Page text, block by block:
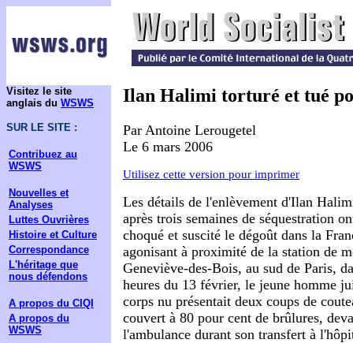
Visitez le site
anglais du WSWS
SUR LE SITE :
Contribuez au
WSWS
Nouvelles et
Analyses
Luttes Ouvrières
Histoire et Culture
Correspondance
L'héritage que
nous défendons
A propos du CIQI
A propos du
WSWS
Ilan Halimi torturé et tué
Par Antoine Lerougetel
Le 6 mars 2006
Utilisez cette version pour imprimer
Les détails de l'enlèvement d'Ilan
après trois semaines de séquestration
choqué et suscité le dégoût dans la
agonisant à proximité de la station de
Geneviève-des-Bois, au sud de Paris,
heures du 13 février, le jeune homme
corps nu présentait deux coups de
couvert à 80 pour cent de brûlures,
l'ambulance durant son transfert à